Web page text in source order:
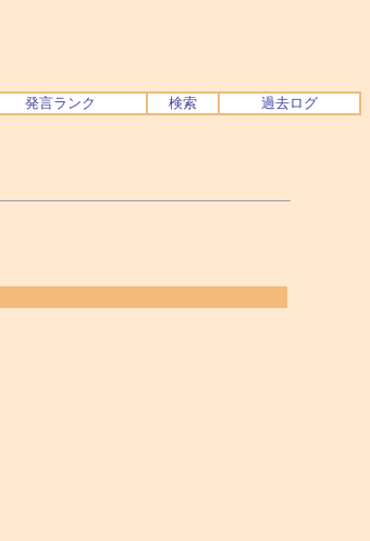
発言ランク 検索 過去ログ